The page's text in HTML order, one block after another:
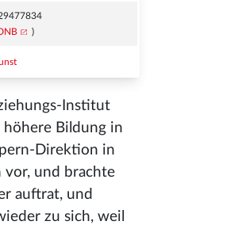
)
Institut
Bildung in
Direktion in
vor, und brachte
auftrat, und
zu sich, weil